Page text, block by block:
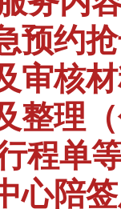
预约
审核
整理
程单
心陪